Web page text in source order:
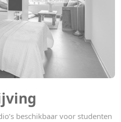
beschikbaar voor studenten